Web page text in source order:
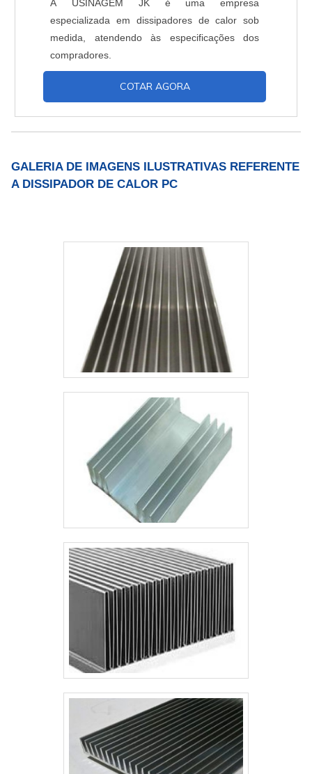
A USINAGEM JK é uma empresa
especializada em dissipadores de calor sob
medida, atendendo às especificações dos
compradores.
COTAR AGORA
GALERIA DE IMAGENS ILUSTRATIVAS REFERENTE
A DISSIPADOR DE CALOR PC